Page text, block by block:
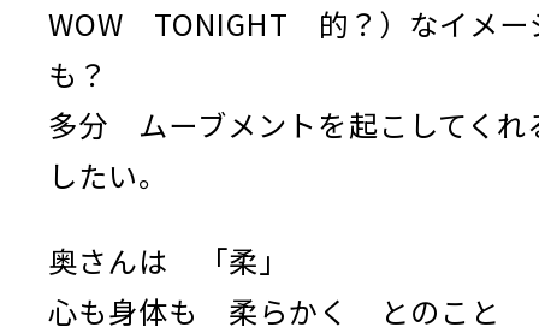
WOW TONIGHT 的？）なイメー
も？
多分 ムーブメントを起こしてくれ
したい。
奥さんは 「柔」
心も身体も 柔らかく とのこと